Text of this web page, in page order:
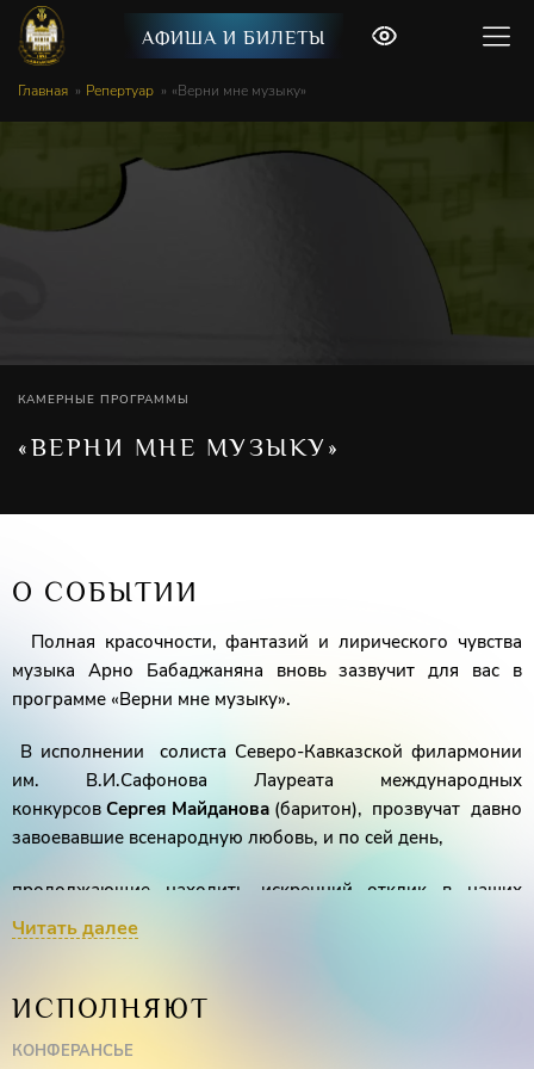
АФИША И БИЛЕТЫ
Главная Репертуар «Верни мне музыку»
КАМЕРНЫЕ ПРОГРАММЫ
«ВЕРНИ МНЕ МУЗЫКУ»
О СОБЫТИИ
Полная красочности, фантазий и лирического чувства
музыка Арно Бабаджаняна вновь зазвучит для вас в
программе «Верни мне музыку».
В исполнении солиста Северо-Кавказской филармонии
им. В.И.Сафонова Лауреата международных
конкурсовСергея Майданова(баритон), прозвучат давно
завоевавшие всенародную любовь, и по сей день,
продолжающие находить искренний отклик в наших
сердцах песни на слова Р. Рождественского, А.
Кроме того, слушателей не оставят равнодушными и
композитора, поражающие своей самобытностью,
Читать далее
ИСПОЛНЯЮТ
КОНФЕРАНСЬЕ